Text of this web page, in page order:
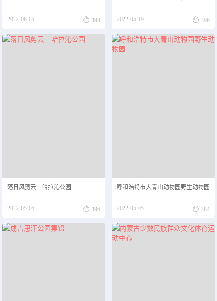
2022-06-05  394 2022-05-19  396
落日风剪云 – 哈拉沁公园
2022-05-06  396
呼和浩特市大青山动物园野生动物园
2022-05-05  384